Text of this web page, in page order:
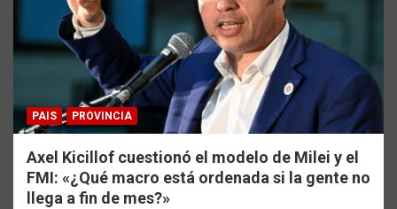
PAIS PROVINCIA
Axel Kicillof cuestionó el modelo de Milei y el
FMI: «¿Qué macro está ordenada si la gente no
llega a fin de mes?»